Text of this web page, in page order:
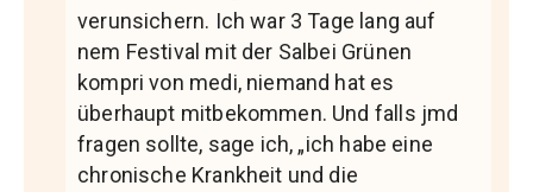
verunsichern. Ich war 3 Tage lang auf
nem Festival mit der Salbei Grünen
kompri von medi, niemand hat es
überhaupt mitbekommen. Und falls jmd
fragen sollte, sage ich, „ich habe eine
chronische Krankheit und die